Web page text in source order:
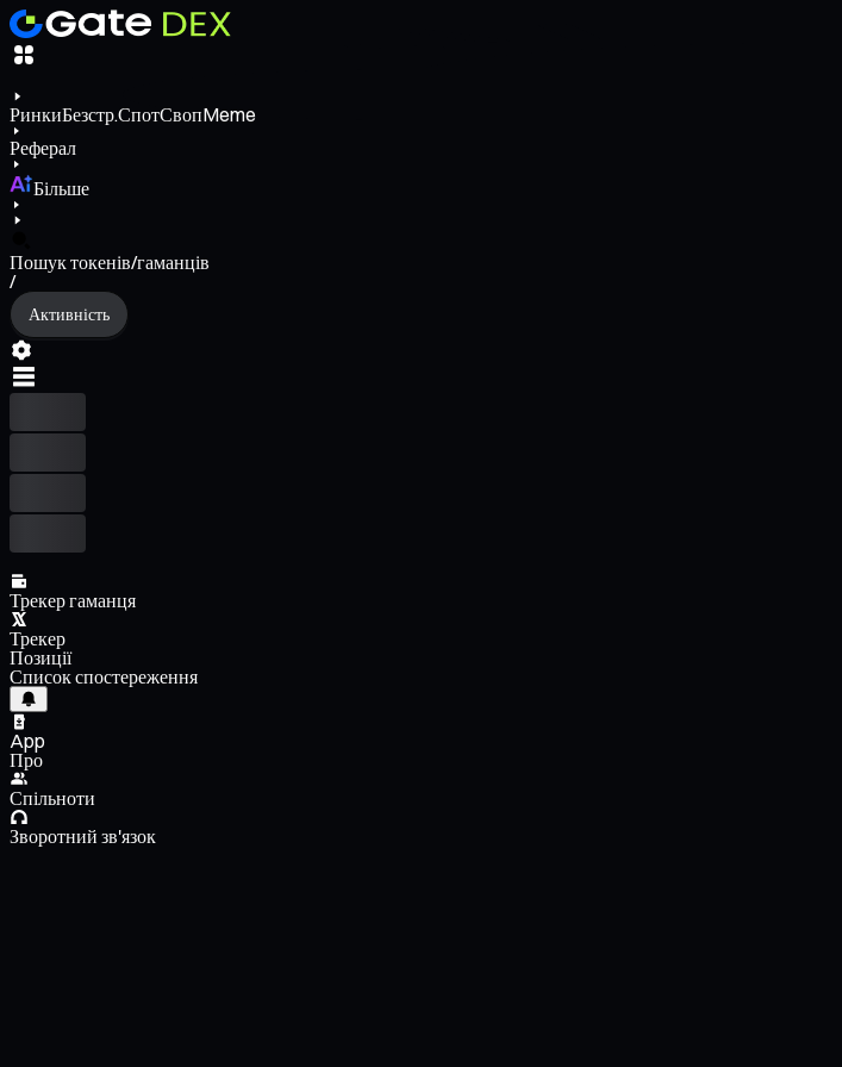
РинкиБезстр.СпотСвопMeme
Реферал
Більше
Пошук токенів/гаманців
/
Активність
Трекер гаманця
Трекер
Позиції
Список спостереження
App
Про
Спільноти
Зворотний зв'язок